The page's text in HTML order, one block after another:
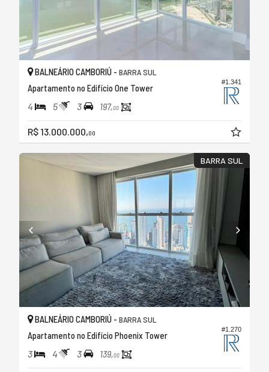
#1.341
BALNEÁRIO CAMBORIÚ - BARRA SUL
Apartamento no Edifício One Tower
4 5 3 197,00
R$ 13.000.000,00
BARRA SUL
#1.270
BALNEÁRIO CAMBORIÚ - BARRA SUL
Apartamento no Edifício Phoenix Tower
3 4 3 139,00